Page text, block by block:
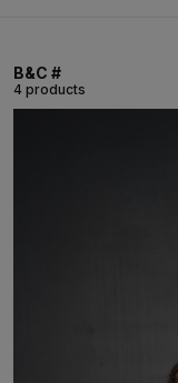
B&C #
4 products